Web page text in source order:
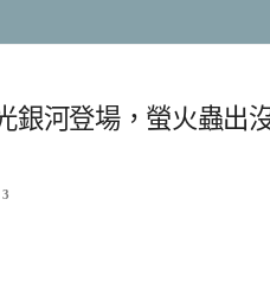
銀河登場，螢火蟲出
3